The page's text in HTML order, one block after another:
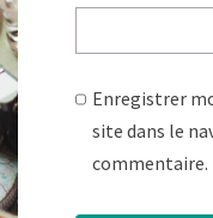
Enregistrer
site dans le
commentaire.